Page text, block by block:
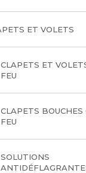
ET VOLETS
CLAPETS ET
FEU
CLAPETS BOUCHES
FEU
SOLUTIONS